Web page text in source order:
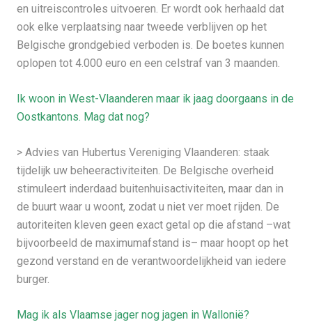
en uitreiscontroles uitvoeren. Er wordt ook herhaald dat
ook elke verplaatsing naar tweede verblijven op het
Belgische grondgebied verboden is. De boetes kunnen
oplopen tot 4.000 euro en een celstraf van 3 maanden.
Ik woon in West-Vlaanderen maar ik jaag doorgaans in de
Oostkantons. Mag dat nog?
> Advies van Hubertus Vereniging Vlaanderen: staak
tijdelijk uw beheeractiviteiten. De Belgische overheid
stimuleert inderdaad buitenhuisactiviteiten, maar dan in
de buurt waar u woont, zodat u niet ver moet rijden. De
autoriteiten kleven geen exact getal op die afstand –wat
bijvoorbeeld de maximumafstand is– maar hoopt op het
gezond verstand en de verantwoordelijkheid van iedere
burger.
Mag ik als Vlaamse jager nog jagen in Wallonië?